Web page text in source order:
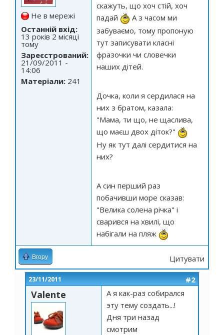
Не в мережі
Останній вхід:
13 років 2 місяці
тому
Зареєстрований:
21/09/2011 -
14:06
Матеріали: 241
скажуть, що хоч стій, хоч
падай
А з часом ми
забуваємо, тому пропоную
тут записувати класні
фразочки чи словечки
наших дітей.
Дочка, коли я сердилася на
них з братом, казала:
"Мама, ти що, не щаслива,
що маєш двох діток?"
Ну як тут далі сердитися на
них?
А син перший раз
побачивши море сказав:
"Велика солена річка" і
сварився на хвилі, що
набігали на пляж
Вгору Цитувати
23/11/2011 #2
Valente
А я как-раз собирался
эту тему создать...!
Дня три назад
смотрим